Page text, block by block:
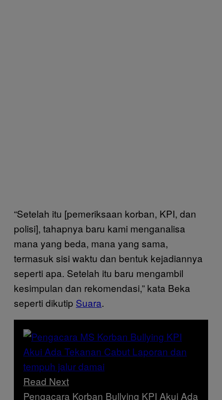
“Setelah itu [pemeriksaan korban, KPI, dan
polisi], tahapnya baru kami menganalisa
mana yang beda, mana yang sama,
termasuk sisi waktu dan bentuk kejadiannya
seperti apa. Setelah itu baru mengambil
kesimpulan dan rekomendasi,” kata Beka
seperti dikutip Suara.
Read Next
Pengacara Korban Bullying KPI Akui Ada